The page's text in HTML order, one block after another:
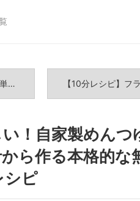
シピ】
！自家製めんつ
ら作る本格的な
シピ